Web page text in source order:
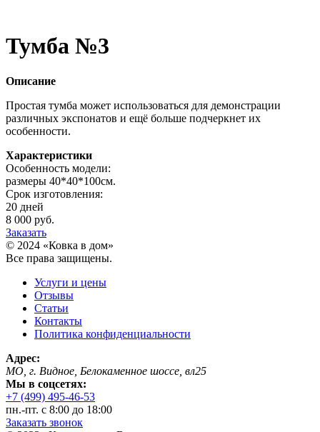
Тумба №3
Описание
Простая тумба может использоваться для демонстрации
различных экспонатов и ещё больше подчеркнет их
особенности.
Характеристики
Особенность модели:
размеры 40*40*100см.
Срок изготовления:
20 дней
8 000 руб.
Заказать
© 2024 «Ковка в дом»
Все права защищены.
Услуги и цены
Отзывы
Статьи
Контакты
Политика конфиденциальности
Адрес:
МО, г. Видное, Белокаменное шоссе, вл25
Мы в соцсетях:
+7 (499) 495-46-53
пн.-пт. с 8:00 до 18:00
Заказать звонок